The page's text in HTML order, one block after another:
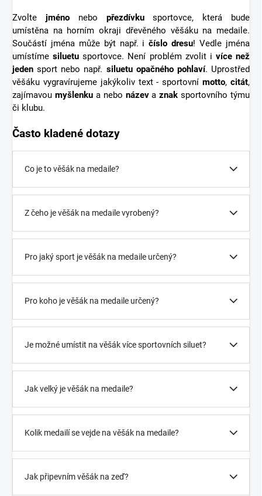
Zvolte jménonebo přezdívkusportovce, která bude
umístěna na horním okraji dřevěného věšáku na medaile.
Součástí jména může být např. ičíslo dresu! Vedle jména
umístímesiluetu sportovce. Není problém zvolit i více než
jeden sport nebo např. siluetu opačného pohlaví. Uprostřed
věšáku vygravírujeme jakýkoliv text - sportovnímotto,citát,
zajímavou myšlenkua nebo názevaznak sportovního týmu
či klubu.
Často kladené dotazy
Co je to věšák na medaile?
Z čeho je věšák na medaile vyrobený?
Pro jaký sport je věšák na medaile určený?
Pro koho je věšák na medaile určený?
Je možné umístit na věšák více sportovních siluet?
Jak velký je věšák na medaile?
Kolik medailí se vejde na věšák na medaile?
Jak připevním věšák na zeď?